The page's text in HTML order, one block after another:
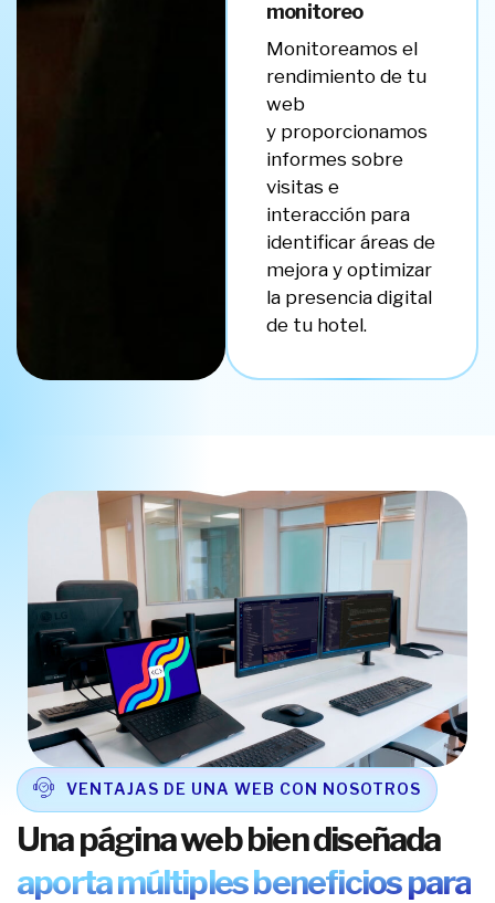
monitoreo
Monitoreamos el
rendimiento de tu
web
y proporcionamos
informes sobre
visitas e
interacción para
identificar áreas de
mejora y optimizar
la presencia digital
de tu hotel.
VENTAJAS DE UNA WEB CON NOSOTROS
Una página web bien diseñada
aporta múltiples beneficios para